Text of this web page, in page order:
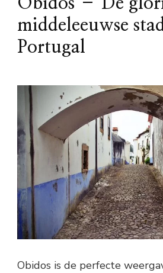
middeleeuwse
Portugal
Obidos is de perfecte